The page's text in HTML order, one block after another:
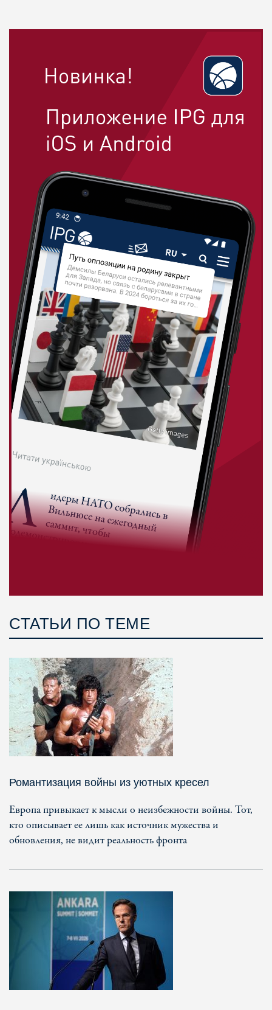
СТАТЬИ ПО ТЕМЕ
Романтизация войны из уютных кресел
Европа привыкает к мысли о неизбежности войны. Тот,
кто описывает ее лишь как источник мужества и
обновления, не видит реальность фронта